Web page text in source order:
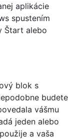
aplikácie
spustením
Štart alebo
blok s
budete
vášmu
jeden alebo
a vaša